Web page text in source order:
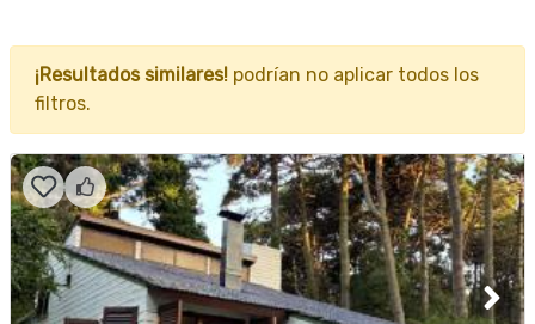
¡Resultados similares! podrían no aplicar todos los
filtros.